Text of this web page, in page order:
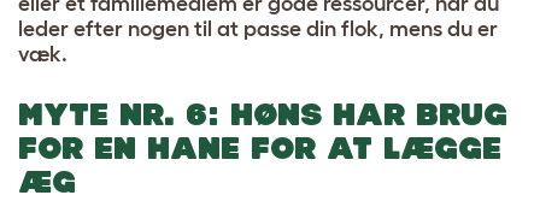
leder efter nogen til at passe din flok, mens du er
væk.
MYTE NR. 6: HØNS HAR BRUG
FOR EN HANE FOR AT LÆGGE
ÆG